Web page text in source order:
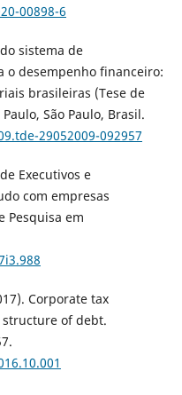
00898-6
sistema de
o desempenho financeiro:
brasileiras (Tese de
São Paulo, Brasil.
29052009-092957
Executivos e
com empresas
Pesquisa em
Corporate tax
of debt.